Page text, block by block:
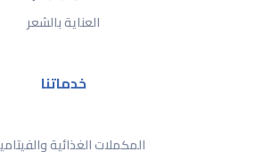
العناية بالشعر
خدماتنا
المكملات الغذائية